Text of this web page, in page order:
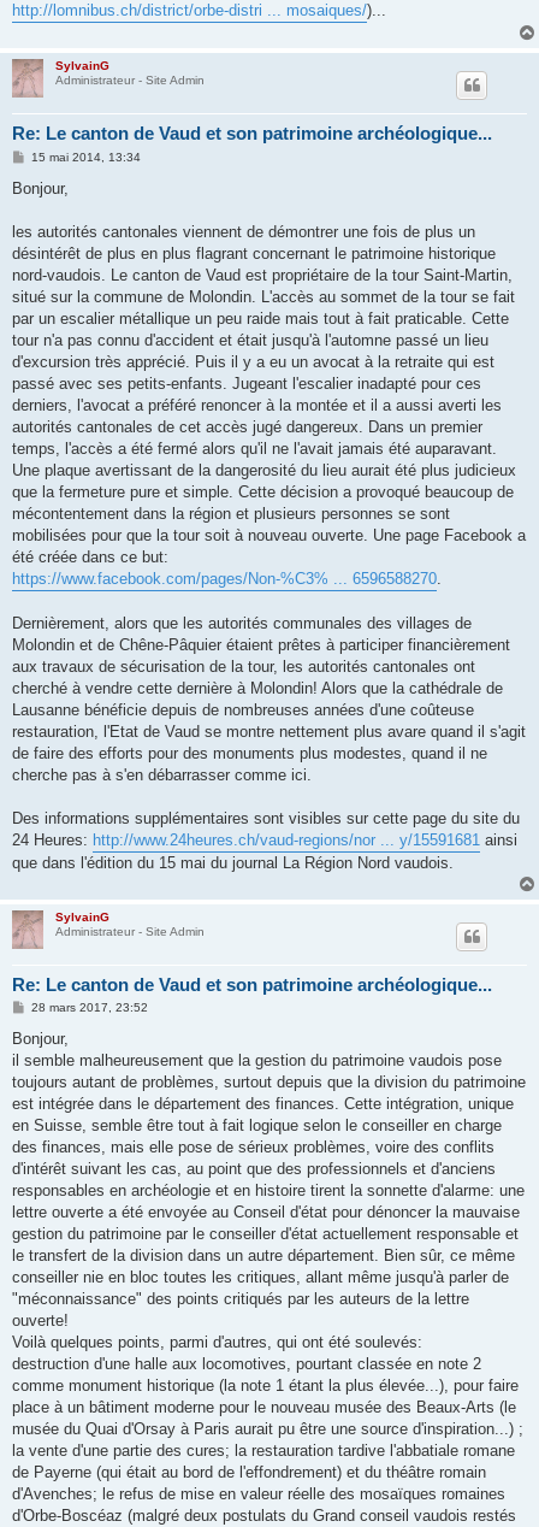
http://lomnibus.ch/district/orbe-distri ... mosaiques/)...
SylvainG
Administrateur - Site Admin
Re: Le canton de Vaud et son patrimoine archéologique...
M
s
g
15 mai 2014, 13:34
Bonjour,
les autorités cantonales viennent de démontrer une fois de plus un
désintérêt de plus en plus flagrant concernant le patrimoine historique
nord-vaudois. Le canton de Vaud est propriétaire de la tour Saint-Martin,
situé sur la commune de Molondin. L'accès au sommet de la tour se fait
par un escalier métallique un peu raide mais tout à fait praticable. Cette
tour n'a pas connu d'accident et était jusqu'à l'automne passé un lieu
d'excursion très apprécié. Puis il y a eu un avocat à la retraite qui est
passé avec ses petits-enfants. Jugeant l'escalier inadapté pour ces
derniers, l'avocat a préféré renoncer à la montée et il a aussi averti les
autorités cantonales de cet accès jugé dangereux. Dans un premier
temps, l'accès a été fermé alors qu'il ne l'avait jamais été auparavant.
Une plaque avertissant de la dangerosité du lieu aurait été plus judicieux
que la fermeture pure et simple. Cette décision a provoqué beaucoup de
mécontentement dans la région et plusieurs personnes se sont
mobilisées pour que la tour soit à nouveau ouverte. Une page Facebook a
été créée dans ce but:
https://www.facebook.com/pages/Non-%C3% ... 6596588270
Dernièrement, alors que les autorités communales des villages de
Molondin et de Chêne-Pâquier étaient prêtes à participer financièrement
aux travaux de sécurisation de la tour, les autorités cantonales ont
cherché à vendre cette dernière à Molondin! Alors que la cathédrale de
Lausanne bénéficie depuis de nombreuses années d'une coûteuse
restauration, l'Etat de Vaud se montre nettement plus avare quand il s'agit
de faire des efforts pour des monuments plus modestes, quand il ne
cherche pas à s'en débarrasser comme ici.
Des informations supplémentaires sont visibles sur cette page du site du
24 Heures: http://www.24heures.ch/vaud-regions/nor ... y/15591681 ainsi
que dans l'édition du 15 mai du journal La Région Nord vaudois.
SylvainG
Administrateur - Site Admin
Re: Le canton de Vaud et son patrimoine archéologique...
M
s
a
g
e
28 mars 2017, 23:52
Bonjour,
il semble malheureusement que la gestion du patrimoine vaudois pose
toujours autant de problèmes, surtout depuis que la division du patrimoine
est intégrée dans le département des finances. Cette intégration, unique
en Suisse, semble être tout à fait logique selon le conseiller en charge
des finances, mais elle pose de sérieux problèmes, voire des conflits
d'intérêt suivant les cas, au point que des professionnels et d'anciens
responsables en archéologie et en histoire tirent la sonnette d'alarme: une
lettre ouverte a été envoyée au Conseil d'état pour dénoncer la mauvaise
gestion du patrimoine par le conseiller d'état actuellement responsable et
le transfert de la division dans un autre département. Bien sûr, ce même
conseiller nie en bloc toutes les critiques, allant même jusqu'à parler de
"méconnaissance" des points critiqués par les auteurs de la lettre
ouverte!
Voilà quelques points, parmi d'autres, qui ont été soulevés:
destruction d'une halle aux locomotives, pourtant classée en note 2
comme monument historique (la note 1 étant la plus élevée...), pour faire
place à un bâtiment moderne pour le nouveau musée des Beaux-Arts (le
musée du Quai d'Orsay à Paris aurait pu être une source d'inspiration...) ;
la vente d'une partie des cures; la restauration tardive l'abbatiale romane
de Payerne (qui était au bord de l'effondrement) et du théâtre romain
d'Avenches; le refus de mise en valeur réelle des mosaïques romaines
d'Orbe-Boscéaz (malgré deux postulats du Grand conseil vaudois restés